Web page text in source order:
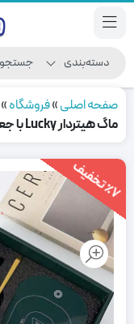
صفحه اصلی»فروشگاه»
ماگ هیتردار Lucky با جعبه کادویی | هدیه ای خاص
٪7
ت
خ
ف
یف